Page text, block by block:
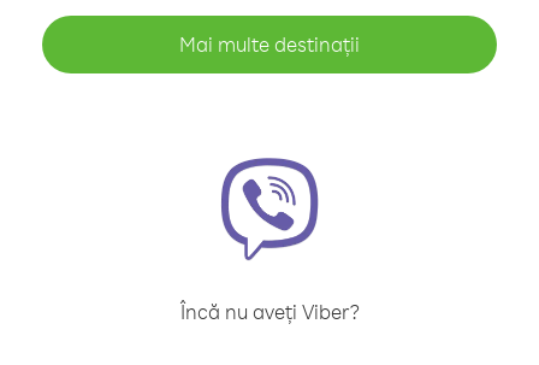
Mai multe destinații
Încă nu aveți Viber?